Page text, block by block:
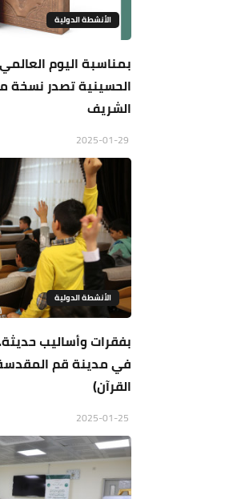
الأنشطة الدولية
بمناسبة اليوم
الحسينية تصدر
الشريف
الأنشطة الدولية
بفقرات وأساليب
في مدينة قم المقدسة
القرآن)